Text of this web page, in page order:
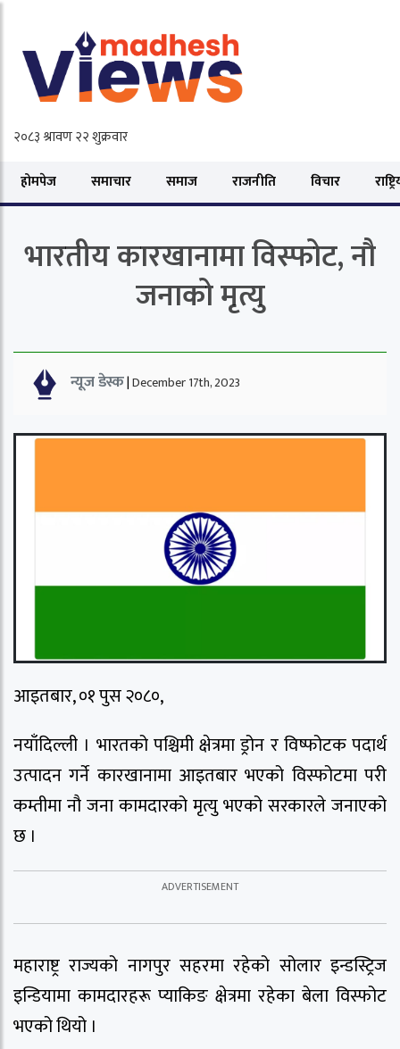
होमपेज समाचार समाज राजनीति विचार
भारतीय कारखानामा विस्फोट, नौ
जनाको मृत्यु
न्यूज डेस्क|December 17th, 2023
आइतबार, ०१ पुस २०८०,
नयाँदिल्ली । भारतको पश्चिमी क्षेत्रमा ड्रोन र विष्फोटक पदार्थ
उत्पादन गर्ने कारखानामा आइतबार भएको विस्फोटमा परी
कम्तीमा नौ जना कामदारको मृत्यु भएको सरकारले जनाएको
छ ।
महाराष्ट्र राज्यको नागपुर सहरमा रहेको सोलार इन्डस्ट्रिज
इन्डियामा कामदारहरू प्याकिङ क्षेत्रमा रहेका बेला विस्फोट
भएको थियो ।